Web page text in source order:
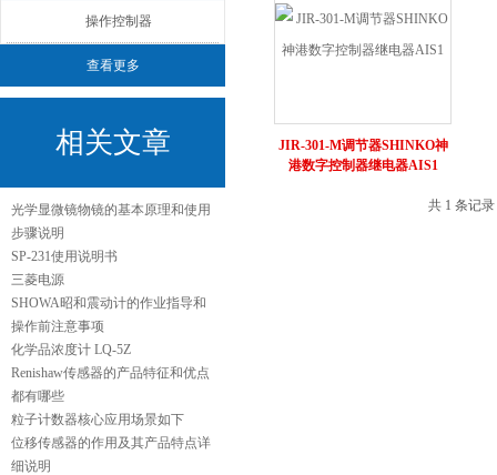
操作控制器
查看更多
相关文章
光学显微镜物镜的基本原理和使用
步骤说明
SP-231使用说明书
三菱电源
SHOWA昭和震动计的作业指导和
操作前注意事项
化学品浓度计 LQ-5Z
Renishaw传感器的产品特征和优点
都有哪些
粒子计数器核心应用场景如下
位移传感器的作用及其产品特点详
细说明
JIR-301-M调节器SHINKO神
港数字控制器继电器AIS1
共 1 条记